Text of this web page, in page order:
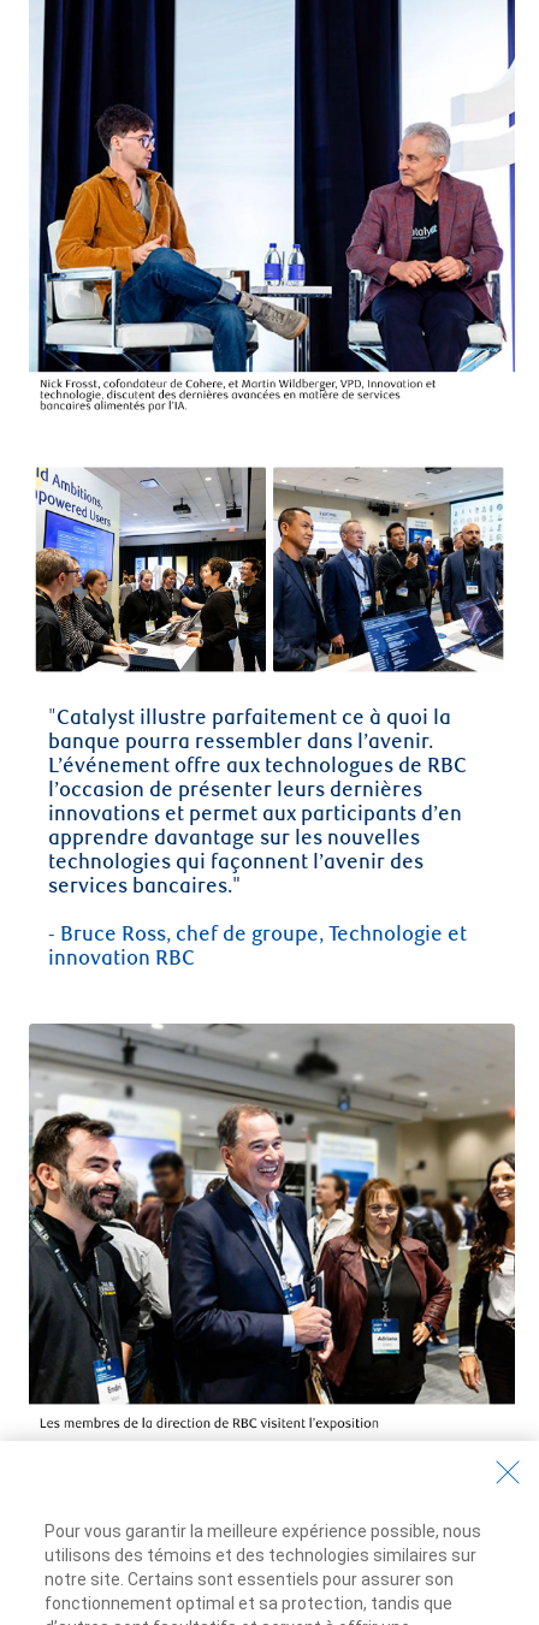
"Catalyst illustre parfaitement ce à quoi la
banque pourra ressembler dans l’avenir.
L’événement offre aux technologues de RBC
l’occasion de présenter leurs dernières
innovations et permet aux participants d’en
apprendre davantage sur les nouvelles
technologies qui façonnent l’avenir des
services bancaires."
- Bruce Ross, chef de groupe, Technologie et
innovation RBC
Pour en savoi plus sur les rôles du
somaine technologique à Vancouver,
rendez-vous auTech@RBC
Pour vous garantir la meilleure expérience possible, nous
utilisons des témoins et des technologies similaires sur
notre site. Certains sont essentiels pour assurer son
fonctionnement optimal et sa protection, tandis que